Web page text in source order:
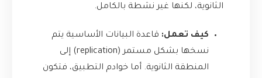
الثانوية، لكنها غير نشطة بالكامل.
كيف تعمل: قاعدة البيانات الأساسية يتم
نسخها بشكل مستمر (replication) إلى
المنطقة الثانوية. أما خوادم التطبيق، فتكون